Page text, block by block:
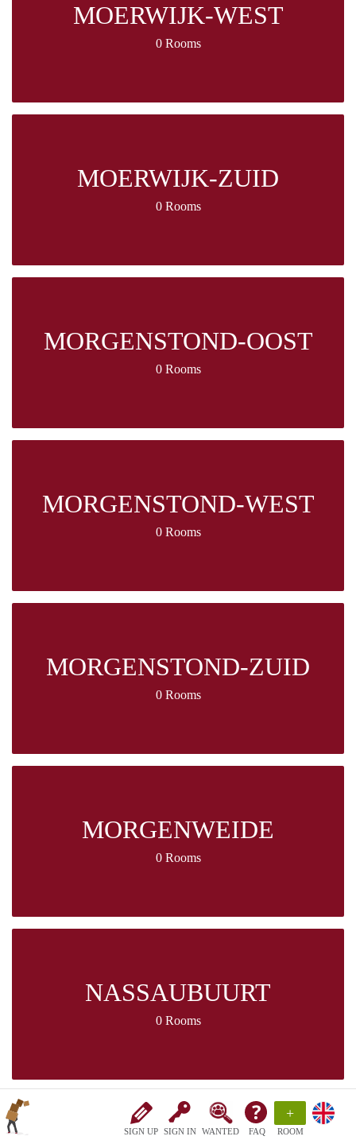
SIGN UP SIGN IN WANTED FAQ
+
ROOM
MOERWIJK-WEST
0 Rooms
MOERWIJK-ZUID
0 Rooms
MORGENSTOND-OOST
0 Rooms
MORGENSTOND-WEST
0 Rooms
MORGENSTOND-ZUID
0 Rooms
MORGENWEIDE
0 Rooms
NASSAUBUURT
0 Rooms